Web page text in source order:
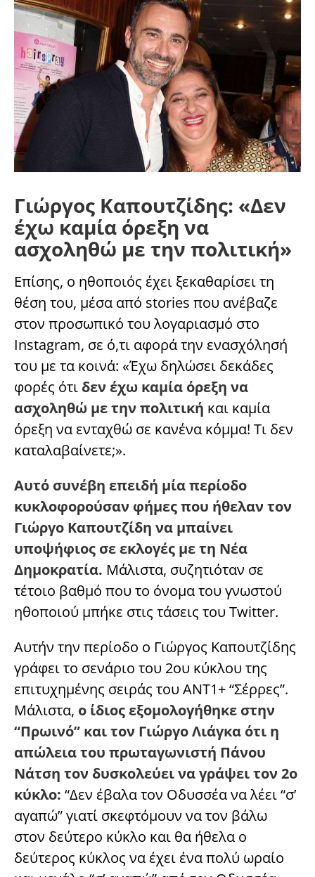
Γιώργος Καπουτζίδης: «Δεν
έχω καμία όρεξη να
ασχοληθώ με την πολιτική»
Επίσης, ο ηθοποιός έχει ξεκαθαρίσει τη
θέση του, μέσα από stories που ανέβαζε
στον προσωπικό του λογαριασμό στο
Instagram, σε ό,τι αφορά την ενασχόλησή
του με τα κοινά: «Έχω δηλώσει δεκάδες
φορές ότι δεν έχω καμία όρεξη να
ασχοληθώ με την πολιτική και καμία
όρεξη να ενταχθώ σε κανένα κόμμα! Τι δεν
καταλαβαίνετε;».
Αυτό συνέβη επειδή μία περίοδο
κυκλοφορούσαν φήμες που ήθελαν τον
Γιώργο Καπουτζίδη να μπαίνει
υποψήφιος σε εκλογές με τη Νέα
Δημοκρατία. Μάλιστα, συζητιόταν σε
τέτοιο βαθμό που το όνομα του γνωστού
ηθοποιού μπήκε στις τάσεις του Twitter.
Αυτήν την περίοδο ο Γιώργος Καπουτζίδης
γράφει το σενάριο του 2ου κύκλου της
επιτυχημένης σειράς του ANT1+ “Σέρρες”.
Μάλιστα, ο ίδιος εξομολογήθηκε στην
“Πρωινό” και τον Γιώργο Λιάγκα ότι η
απώλεια του πρωταγωνιστή Πάνου
Νάτση τον δυσκολεύει να γράψει τον 2ο
κύκλο: “Δεν έβαλα τον Οδυσσέα να λέει “σ’
αγαπώ” γιατί σκεφτόμουν να τον βάλω
στον δεύτερο κύκλο και θα ήθελα ο
δεύτερος κύκλος να έχει ένα πολύ ωραίο